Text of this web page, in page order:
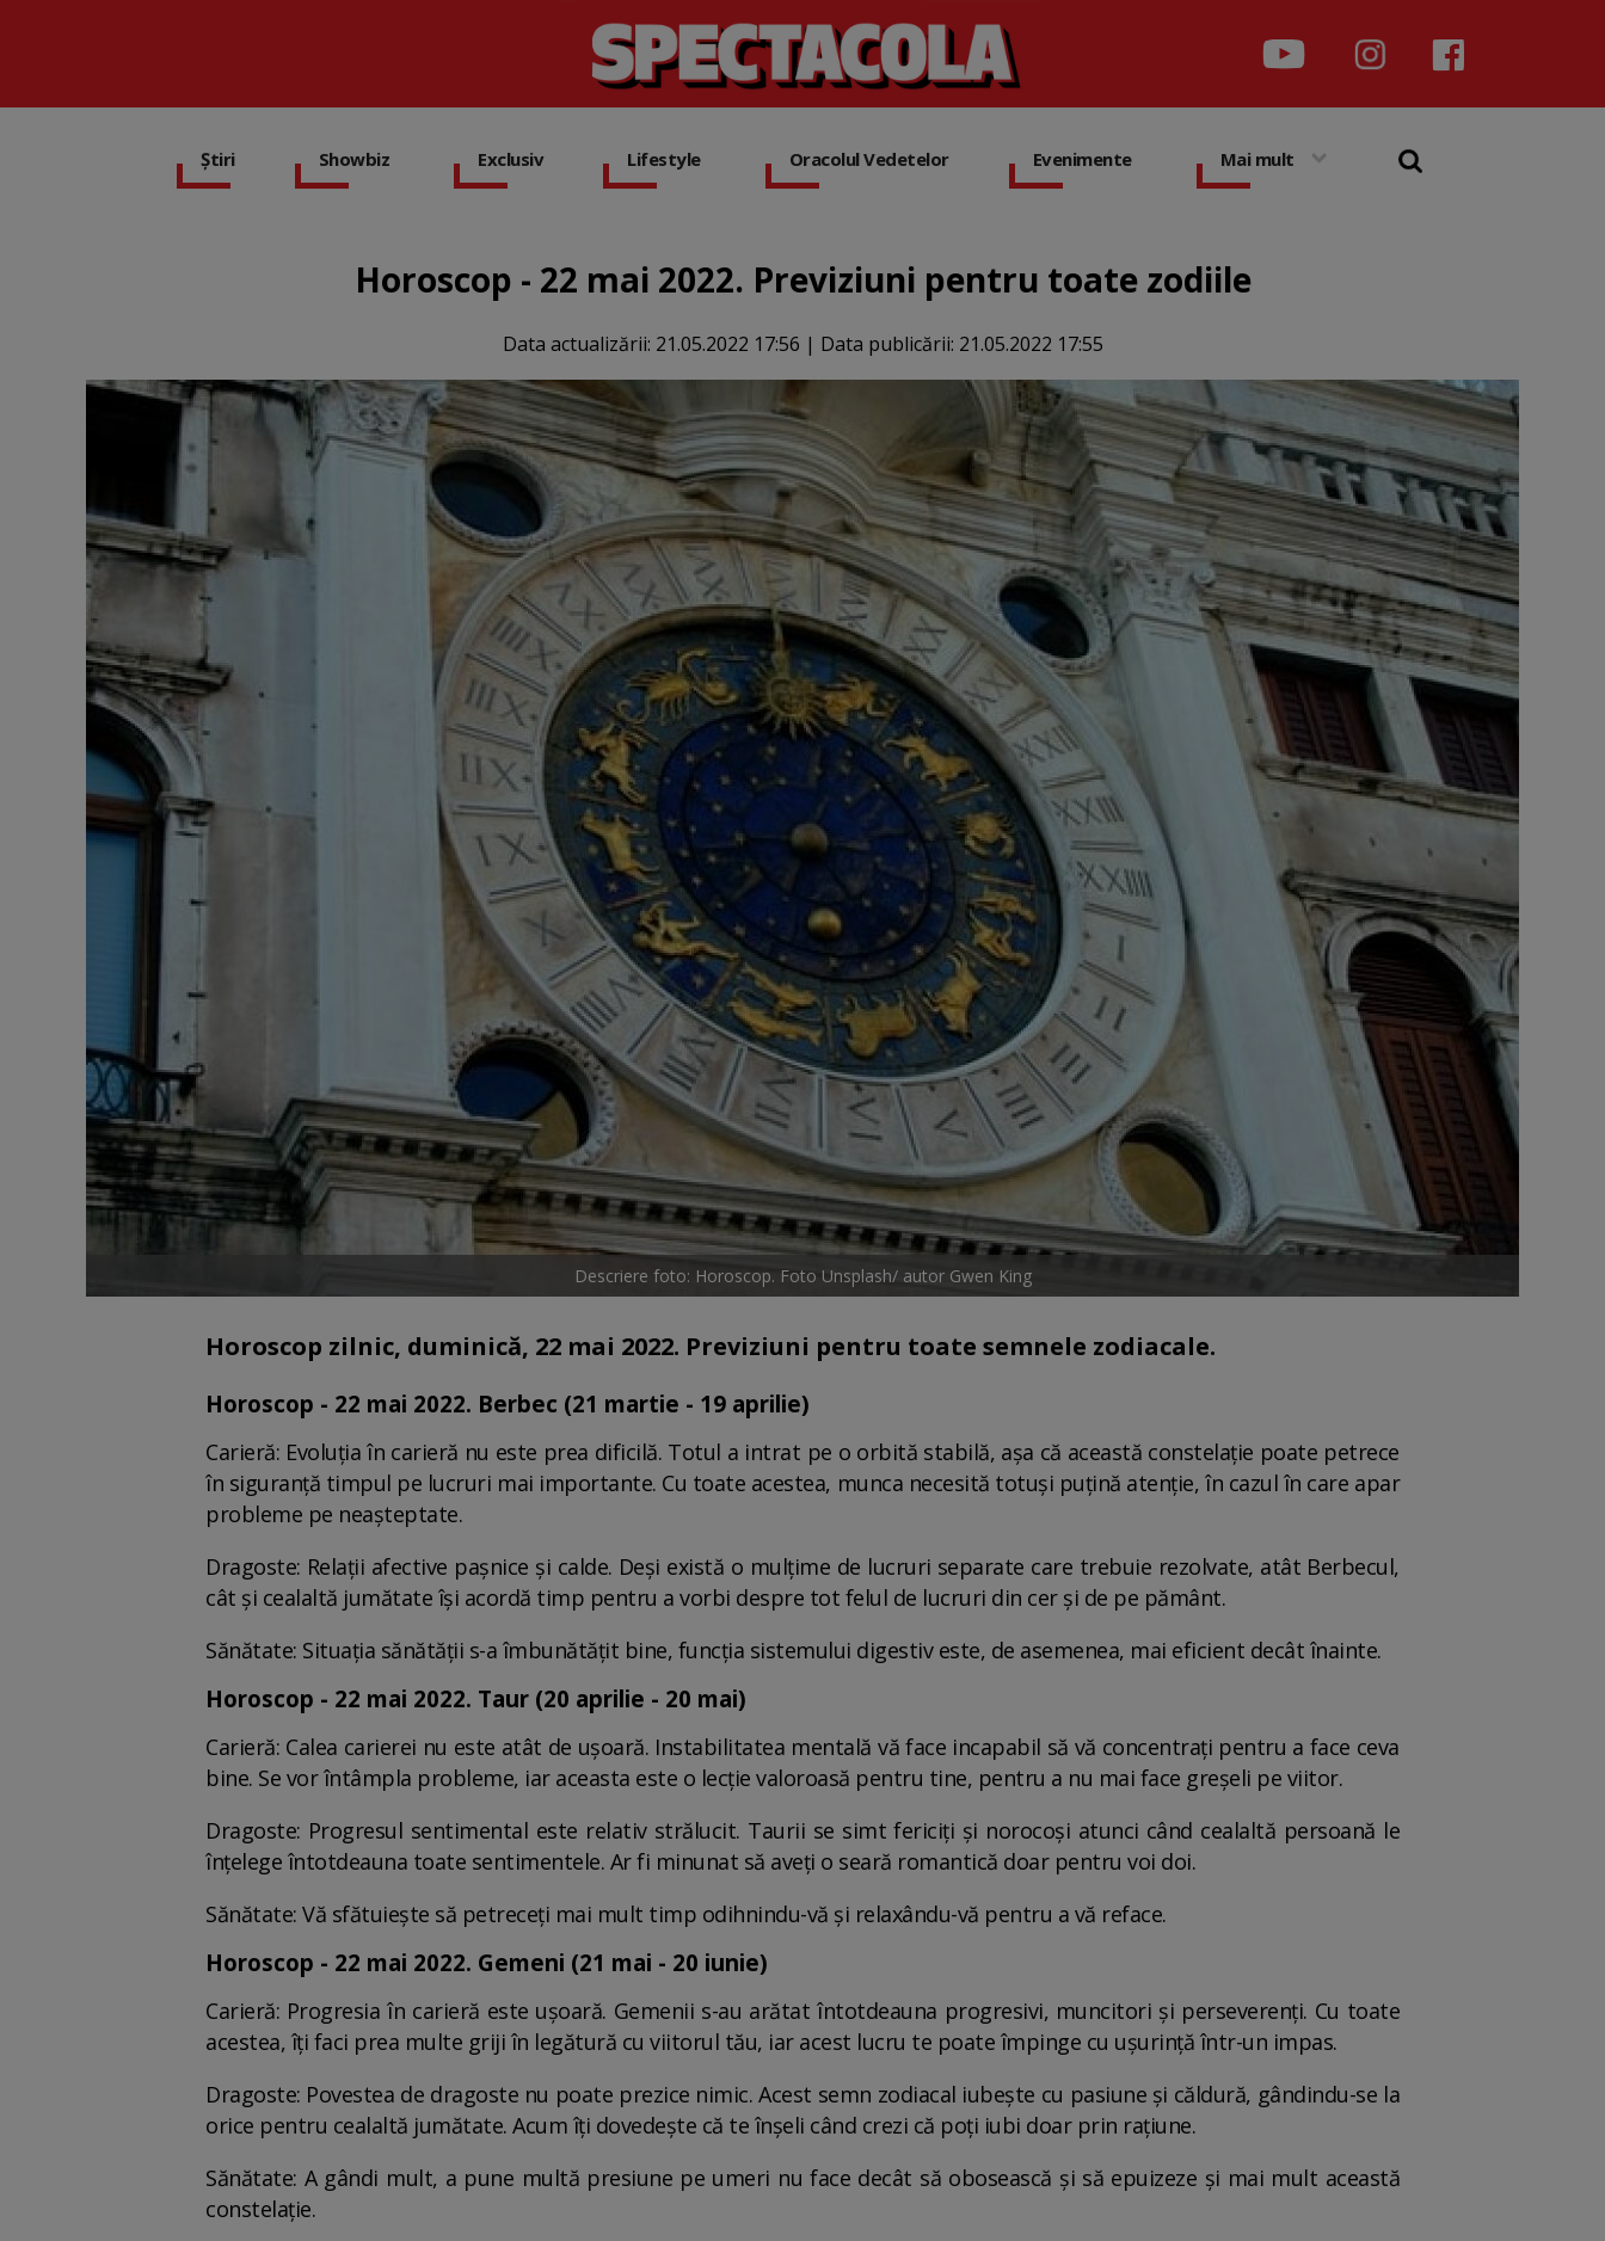
Știri Showbiz Exclusiv Lifestyle Oracolul Vedetelor Evenimente Mai mult
Horoscop - 22 mai 2022. Previziuni pentru toate zodiile
Data actualizării: 21.05.2022 17:56 | Data publicării: 21.05.2022 17:55
Descriere foto: Horoscop. Foto Unsplash/ autor Gwen King
Horoscop zilnic, duminică, 22 mai 2022. Previziuni pentru toate semnele zodiacale.
Horoscop - 22 mai 2022. Berbec (21 martie - 19 aprilie)
Carieră: Evoluția în carieră nu este prea dificilă. Totul a intrat pe o orbită stabilă, așa că această constelație poate petrece
în siguranță timpul pe lucruri mai importante. Cu toate acestea, munca necesită totuși puțină atenție, în cazul în care apar
probleme pe neașteptate.
Dragoste: Relații afective pașnice și calde. Deși există o mulțime de lucruri separate care trebuie rezolvate, atât Berbecul,
cât și cealaltă jumătate își acordă timp pentru a vorbi despre tot felul de lucruri din cer și de pe pământ.
Sănătate: Situația sănătății s-a îmbunătățit bine, funcția sistemului digestiv este, de asemenea, mai eficient decât înainte.
Horoscop - 22 mai 2022. Taur (20 aprilie - 20 mai)
Carieră: Calea carierei nu este atât de ușoară. Instabilitatea mentală vă face incapabil să vă concentrați pentru a face ceva
bine. Se vor întâmpla probleme, iar aceasta este o lecție valoroasă pentru tine, pentru a nu mai face greșeli pe viitor.
Dragoste: Progresul sentimental este relativ strălucit. Taurii se simt fericiți și norocoși atunci când cealaltă persoană le
înțelege întotdeauna toate sentimentele. Ar fi minunat să aveți o seară romantică doar pentru voi doi.
Sănătate: Vă sfătuiește să petreceți mai mult timp odihnindu-vă și relaxându-vă pentru a vă reface.
Horoscop - 22 mai 2022. Gemeni (21 mai - 20 iunie)
Carieră: Progresia în carieră este ușoară. Gemenii s-au arătat întotdeauna progresivi, muncitori și perseverenți. Cu toate
acestea, îți faci prea multe griji în legătură cu viitorul tău, iar acest lucru te poate împinge cu ușurință într-un impas.
Dragoste: Povestea de dragoste nu poate prezice nimic. Acest semn zodiacal iubește cu pasiune și căldură, gândindu-se la
orice pentru cealaltă jumătate. Acum îți dovedește că te înșeli când crezi că poți iubi doar prin rațiune.
Sănătate: A gândi mult, a pune multă presiune pe umeri nu face decât să obosească și să epuizeze și mai mult această
constelație.